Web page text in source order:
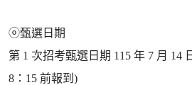
ⓞ甄選日期
第 1 次招考甄選日期 115 年 7 月 14
8：15 前報到)